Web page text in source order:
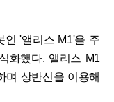
인 '앨리스 M1'을 주
화했다. 앨리스 M1
며 상반신을 이용해